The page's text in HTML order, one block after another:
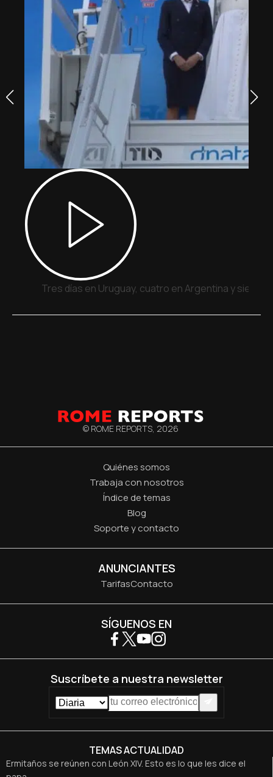
Tres días en Uruguay, cuatro en Argentina y siete
© ROME REPORTS, 2026
Quiénes somos
Trabaja con nosotros
Índice de temas
Blog
Soporte y contacto
ANUNCIANTES
TarifasContacto
TEMAS ACTUALIDAD
Ermitaños se reúnen con León XIV. Esto es lo que les dice el
SÍGUENOS EN
Suscríbete a nuestra newsletter